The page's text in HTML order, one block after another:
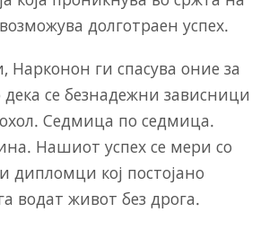
долготраен успех.
Нарконон ги спасува оние за
дека се безнадежни зависници
Седмица по седмица.
Нашиот успех се мери со
дипломци кој постојано
водат живот без дрога.